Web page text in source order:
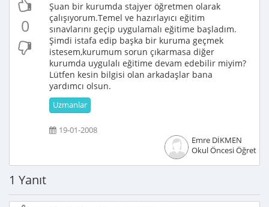
0
Şuan bir kurumda stajyer öğretmen olarak
çalışıyorum.Temel ve hazırlayıcı eğitim
sınavlarını geçip uygulamalı eğitime başladım.
Şimdi istafa edip başka bir kuruma geçmek
istesem,kurumum sorun çıkarmasa diğer
kurumda uygulalı eğitime devam edebilir miyim?
Lütfen kesin bilgisi olan arkadaşlar bana
yardımcı olsun.
Uzmanlar
19-01-2008
Emre DİKMEN
Okul Öncesi
1 Yanıt